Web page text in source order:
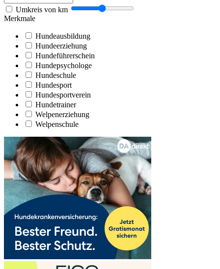
Umkreis von km
Merkmale
Hundeausbildung
Hundeerziehung
Hundeführerschein
Hundepsychologe
Hundeschule
Hundesport
Hundesportverein
Hundetrainer
Welpenerziehung
Welpenschule